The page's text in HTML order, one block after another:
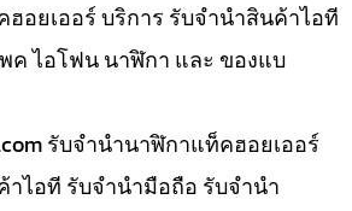
อยเออร์ บริการ รับจำนำสินค้าไอที
ค ไอโฟน นาฬิกา และ ของแบ
รับจำนำนาฬิกาแท็คฮอยเออร์
ไอที รับจำนำมือถือ รับจำนำ